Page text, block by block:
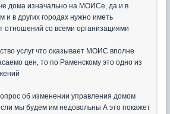
дома изначально на МОИСе, да и в
и в других городах нужно иметь
со всеми организациями
услуг что оказывает МОИС вполне
цен, то по Раменскому это одно из
об изменении управления домом
мы будем им недовольны А это покажет